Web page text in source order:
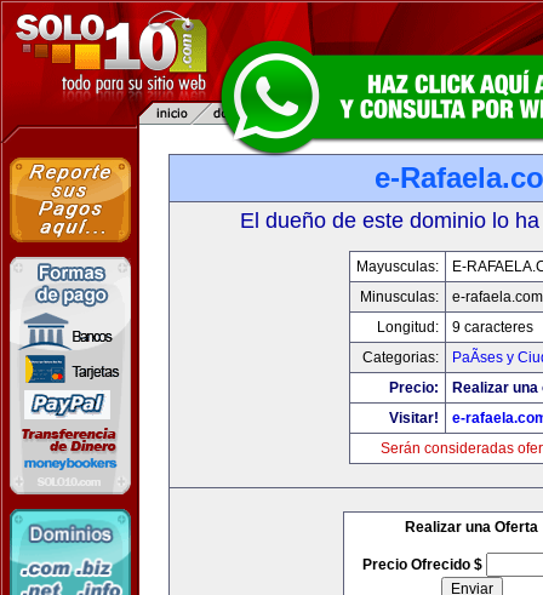
e-
El dueño de este dominio lo
Mayusculas:
E-
Minusculas:
e-rafaela.com
Longitud:
9 caracteres
Categorias:
PaÃ­ses y
Precio:
Realizar
Visitar!
e-
Serán consideradas
Realizar una Oferta
Precio Ofrecido $